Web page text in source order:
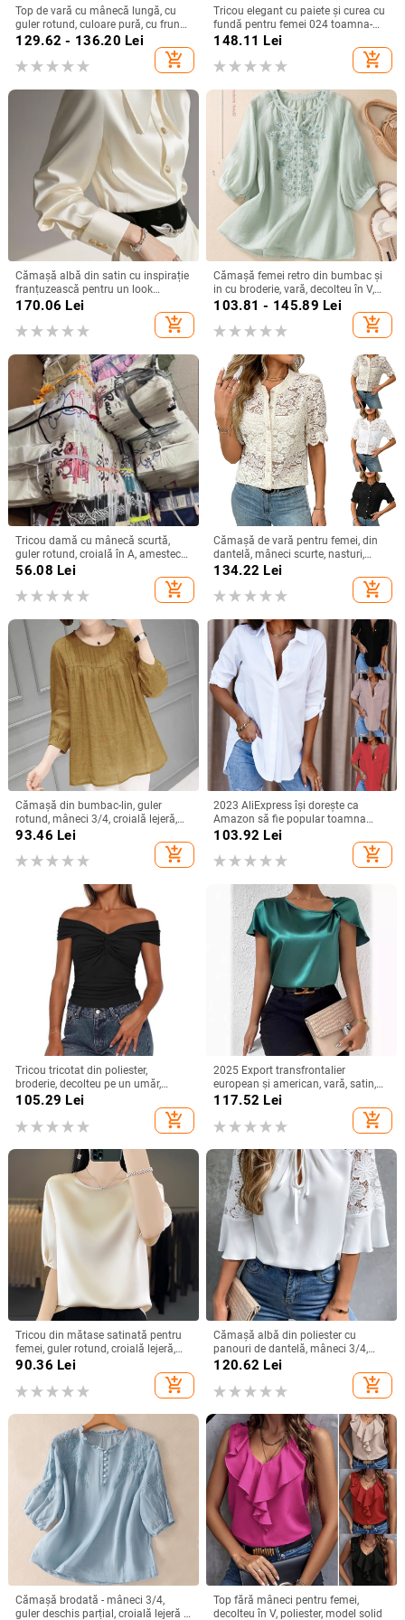
Top de vară cu mânecă lungă, cu
guler rotund, culoare pură, cu frunze
de lotus, pentru femei, stil simplu,
Amazon, export transfrontalier
european și american, 2025
129.62 - 136.20 Lei
add_shopping_cart
Tricou elegant cu paiete și curea cu
fundă pentru femei 024 toamna-
iarna nou, mânecă zburătoare,
148.11 Lei
add_shopping_cart
Cămașă albă din satin cu inspirație
franțuzească pentru un look
elegant la birou
170.06 Lei
add_shopping_cart
Cămașă femei retro din bumbac și
in cu broderie, vară, decolteu în V,
croială lejeră, culoare solidă,
103.81 - 145.89 Lei
add_shopping_cart
Tricou damă cu mânecă scurtă,
guler rotund, croială în A, amestec
poliester-spandex, imprimat și
56.08 Lei
add_shopping_cart
Cămașă de vară pentru femei, din
dantelă, mâneci scurte, nasturi,
imprimeu floral, croială lejeră, guler
rotund, din bumbac-poliester
134.22 Lei
add_shopping_cart
Cămașă din bumbac-lin, guler
rotund, mâneci 3/4, croială lejeră,
stil urban de relaxare
93.46 Lei
add_shopping_cart
2023 AliExpress își dorește ca
Amazon să fie popular toamna
anului 2023, cămașă simplă cu
mânecă lungă și decolteu în V
pentru femei, cămașă pentru femei
103.92 Lei
add_shopping_cart
Tricou tricotat din poliester,
broderie, decolteu pe un umăr,
mâneci raglan, croială slim
105.29 Lei
add_shopping_cart
2025 Export transfrontalier
european și american, vară, satin,
cu mânecă scurtă, din satin răsucit,
culoare pură, top versatil, larg,
pentru femei
117.52 Lei
add_shopping_cart
Tricou din mătase satinată pentru
femei, guler rotund, croială lejeră,
mâneci 3/4, top lejer de vară
90.36 Lei
add_shopping_cart
Cămașă albă din poliester cu
panouri de dantelă, mâneci 3/4,
guler rotund, croială lejeră
120.62 Lei
add_shopping_cart
Cămașă brodată - mâneci 3/4,
guler deschis parțial, croială lejeră -
Top fără mâneci pentru femei,
decolteu în V, poliester, model solid